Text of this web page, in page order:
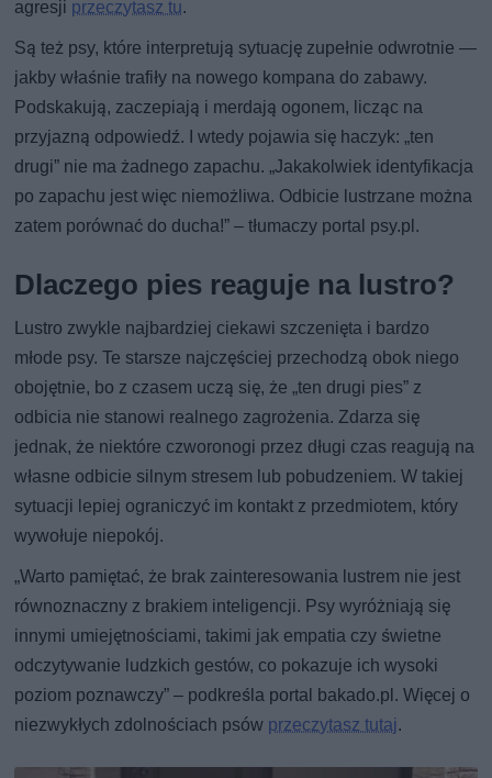
agresji przeczytasz tu.
Są też psy, które interpretują sytuację zupełnie odwrotnie —
jakby właśnie trafiły na nowego kompana do zabawy.
Podskakują, zaczepiają i merdają ogonem, licząc na
przyjazną odpowiedź. I wtedy pojawia się haczyk: „ten
drugi” nie ma żadnego zapachu. „Jakakolwiek identyfikacja
po zapachu jest więc niemożliwa. Odbicie lustrzane można
zatem porównać do ducha!” – tłumaczy portal psy.pl.
Dlaczego pies reaguje na lustro?
Lustro zwykle najbardziej ciekawi szczenięta i bardzo
młode psy. Te starsze najczęściej przechodzą obok niego
obojętnie, bo z czasem uczą się, że „ten drugi pies” z
odbicia nie stanowi realnego zagrożenia. Zdarza się
jednak, że niektóre czworonogi przez długi czas reagują na
własne odbicie silnym stresem lub pobudzeniem. W takiej
sytuacji lepiej ograniczyć im kontakt z przedmiotem, który
wywołuje niepokój.
„Warto pamiętać, że brak zainteresowania lustrem nie jest
równoznaczny z brakiem inteligencji. Psy wyróżniają się
innymi umiejętnościami, takimi jak empatia czy świetne
odczytywanie ludzkich gestów, co pokazuje ich wysoki
poziom poznawczy” – podkreśla portal bakado.pl. Więcej o
niezwykłych zdolnościach psów przeczytasz tutaj.